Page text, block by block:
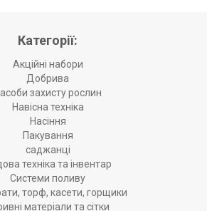
Категорії:
Акційні набори
Добрива
захисту рослин
Навісна техніка
Насіння
Пакування
саджанці
техніка та інвентар
Системи поливу
торф, касети, горщики
матеріали та сітки